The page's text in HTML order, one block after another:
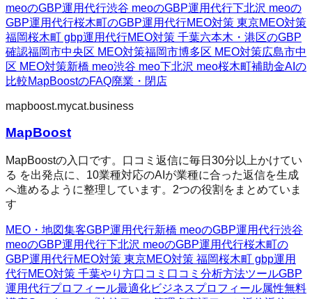
meoのGBP運用代行渋谷 meoのGBP運用代行下北沢 meoの
GBP運用代行桜木町のGBP運用代行MEO対策 東京MEO対策
福岡桜木町 gbp運用代行MEO対策 千葉六本木・港区のGBP
確認福岡市中央区 MEO対策福岡市博多区 MEO対策広島市中
区 MEO対策新橋 meo渋谷 meo下北沢 meo桜木町補助金AIの
比較MapBoostのFAQ廃業・閉店
mapboost.mycat.business
MapBoost
MapBoostの入口です。口コミ返信に毎日30分以上かけてい
る を出発点に、10業種対応のAIが業種に合った返信を生成
へ進めるように整理しています。2つの役割をまとめていま
す
MEO・地図集客GBP運用代行新橋 meoのGBP運用代行渋谷
meoのGBP運用代行下北沢 meoのGBP運用代行桜木町の
GBP運用代行MEO対策 東京MEO対策 福岡桜木町 gbp運用
代行MEO対策 千葉やり方口コミ 口コミ分析方法ツールGBP
運用代行プロフィール最適化ビジネスプロフィール属性無料